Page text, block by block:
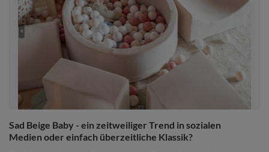
Sad Beige Baby - ein zeitweiliger Trend in sozialen
Medien oder einfach überzeitliche Klassik?